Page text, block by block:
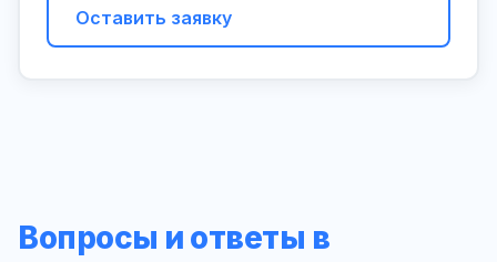
Оставить заявку
Вопросы и ответы в